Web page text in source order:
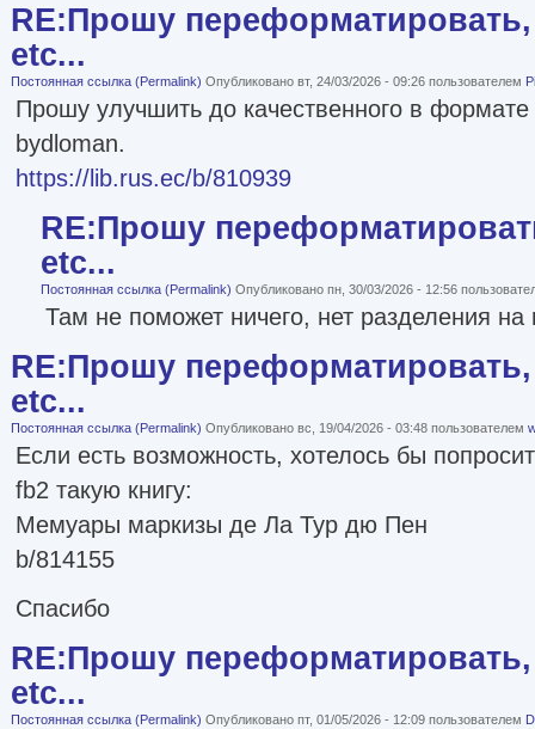
RE:Прошу переформатировать,
etc...
Постоянная ссылка (Permalink) Опубликовано вт, 24/03/2026 - 09:26 пользователем
Прошу улучшить до качественного в
bydloman.
https://lib.rus.ec/b/810939
RE:Прошу
etc...
Постоянная ссылка (Permalink) Опубликовано пн, 30/03/2026 - 12:56
Там не поможет ничего, нет разделения на
RE:Прошу переформатировать,
etc...
Постоянная ссылка (Permalink) Опубликовано вс, 19/04/2026 - 03:48 пользователем
Если есть возможность, хотелось бы
fb2 такую книгу:
Мемуары маркизы де Ла Тур дю Пен
b/814155
Спасибо
RE:Прошу переформатировать,
etc...
Постоянная ссылка (Permalink) Опубликовано пт, 01/05/2026 - 12:09 пользователем